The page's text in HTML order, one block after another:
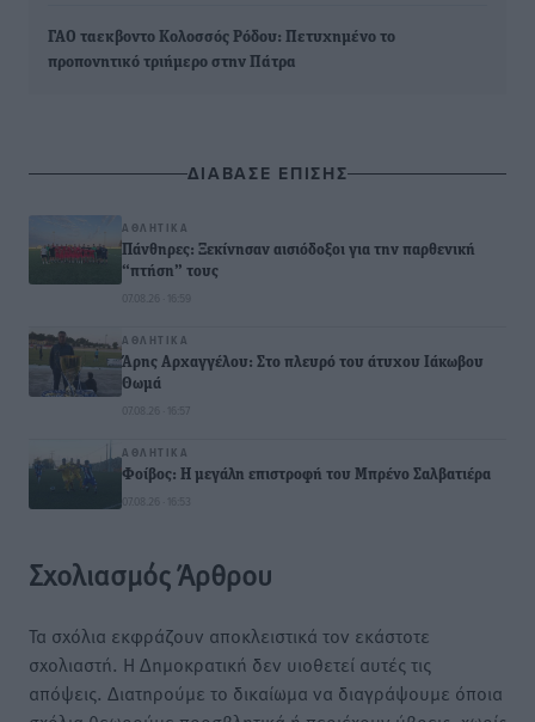
ΓΑΟ ταεκβοντο Κολοσσός Ρόδου: Πετυχημένο το
προπονητικό τριήμερο στην Πάτρα
ΔΙΑΒΑΣΕ ΕΠΙΣΗΣ
ΑΘΛΗΤΙΚΆ
Πάνθηρες: Ξεκίνησαν αισιόδοξοι για την παρθενική
“πτήση” τους
07.08.26 · 16:59
ΑΘΛΗΤΙΚΆ
Άρης Αρχαγγέλου: Στο πλευρό του άτυχου Ιάκωβου
Θωμά
07.08.26 · 16:57
ΑΘΛΗΤΙΚΆ
Φοίβος: Η μεγάλη επιστροφή του Μπρένο Σαλβατιέρα
07.08.26 · 16:53
Σχολιασμός Άρθρου
Τα σχόλια εκφράζουν αποκλειστικά τον εκάστοτε
σχολιαστή. Η Δημοκρατική δεν υιοθετεί αυτές τις
απόψεις. Διατηρούμε το δικαίωμα να διαγράψουμε όποια